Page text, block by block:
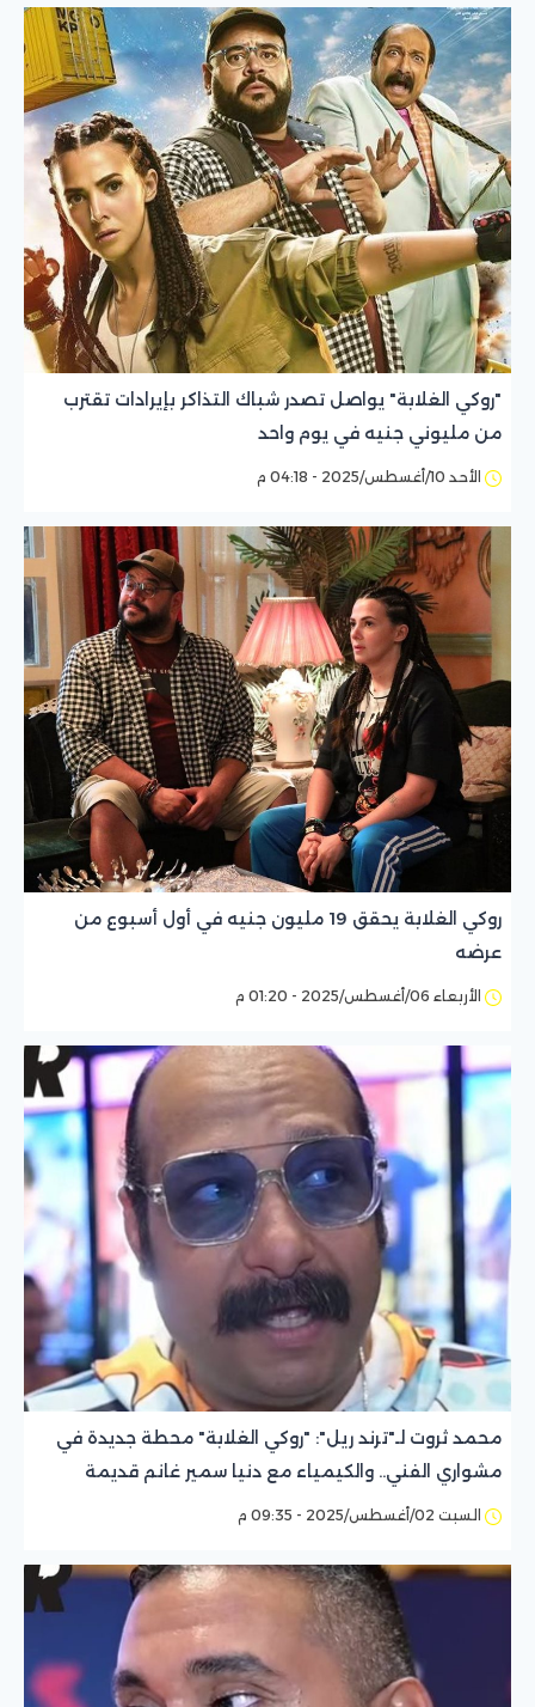
"روكي الغلابة" يواصل تصدر شباك التذاكر بإيرادات تقترب
من مليوني جنيه في يوم واحد
الأحد 10/أغسطس/2025 - 04:18 م
روكي الغلابة يحقق 19 مليون جنيه في أول أسبوع من
عرضه
الأربعاء 06/أغسطس/2025 - 01:20 م
محمد ثروت لـ"ترند ريل": "روكي الغلابة" محطة جديدة في
مشواري الفني.. والكيمياء مع دنيا سمير غانم قديمة
ومتجددة
السبت 02/أغسطس/2025 - 09:35 م